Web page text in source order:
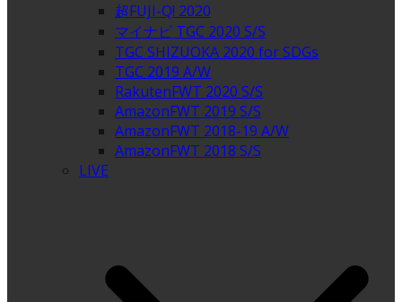
超FUJI-Q! 2020
マイナビ TGC 2020 S/S
TGC SHIZUOKA 2020 for SDGs
TGC 2019 A/W
RakutenFWT 2020 S/S
AmazonFWT 2019 S/S
AmazonFWT 2018-19 A/W
AmazonFWT 2018 S/S
LIVE